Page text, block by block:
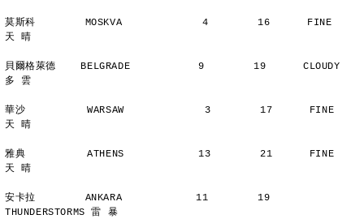
莫斯科        MOSKVA             4        16      FINE
天 晴
貝爾格萊德    BELGRADE           9        19      CLOUDY
多 雲
華沙          WARSAW             3        17      FINE
天 晴
雅典          ATHENS            13        21      FINE
天 晴
安卡拉        ANKARA            11        19
THUNDERSTORMS 雷 暴